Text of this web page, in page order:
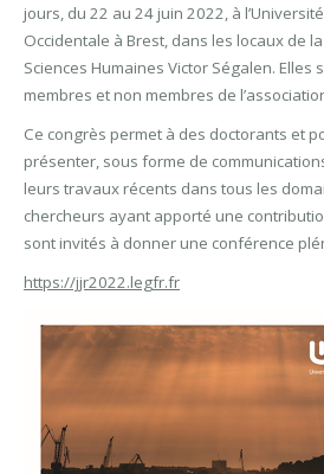
jours, du 22 au 24 juin 2022, à
Occidentale à Brest, dans les locaux de
Sciences Humaines Victor Ségalen. Elles
membres et non membres de
Ce congrès permet à des doctorants et
présenter, sous forme de
leurs travaux récents dans tous les
chercheurs ayant apporté une
sont invités à donner une conférence
https://jjr2022.legfr.fr